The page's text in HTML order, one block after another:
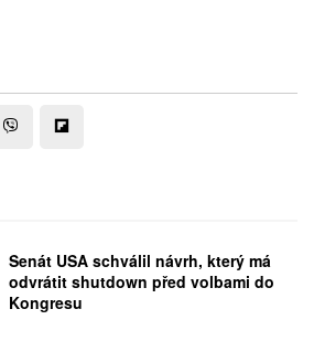
Senát USA schválil návrh, který má
odvrátit shutdown před volbami do
Kongresu